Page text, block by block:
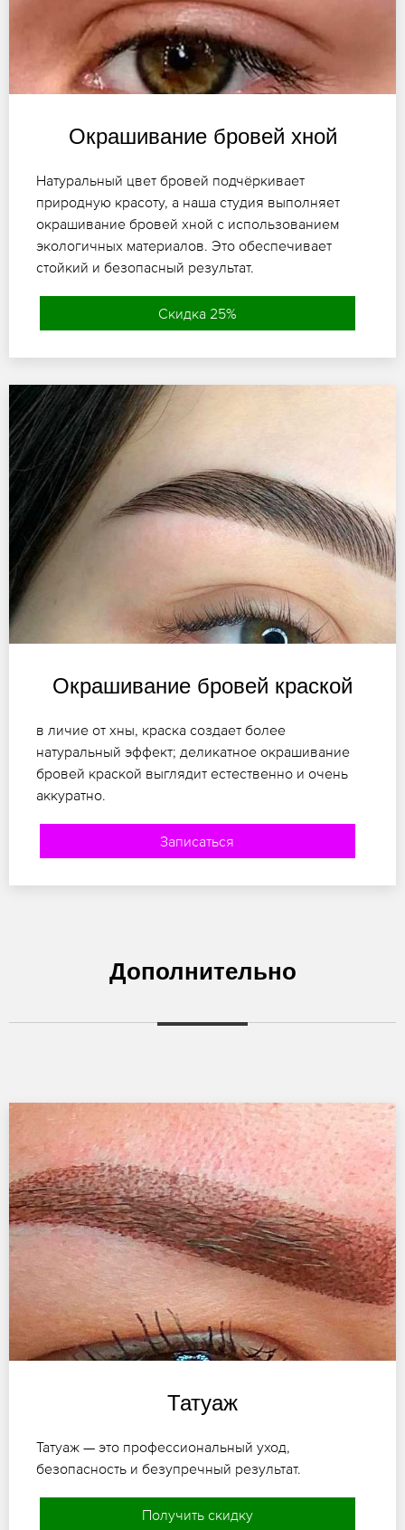
Окрашивание бровей хной
Натуральный цвет бровей подчёркивает
природную красоту, а наша студия выполняет
окрашивание бровей хной с использованием
экологичных материалов. Это обеспечивает
стойкий и безопасный результат.
Скидка 25%
Окрашивание бровей краской
в личие от хны, краска создает более
натуральный эффект; деликатное окрашивание
бровей краской выглядит естественно и очень
аккуратно.
Записаться
Дополнительно
Татуаж
Татуаж — это профессиональный уход,
безопасность и безупречный результат.
Получить скидку